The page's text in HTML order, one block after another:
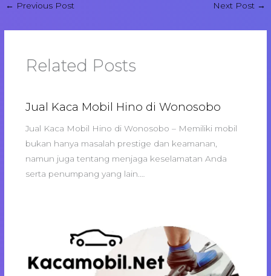
← Previous Post Next Post →
Related Posts
Jual Kaca Mobil Hino di Wonosobo
Jual Kaca Mobil Hino di Wonosobo – Memiliki mobil
bukan hanya masalah prestige dan keamanan,
namun juga tentang menjaga keselamatan Anda
serta penumpang yang lain.…